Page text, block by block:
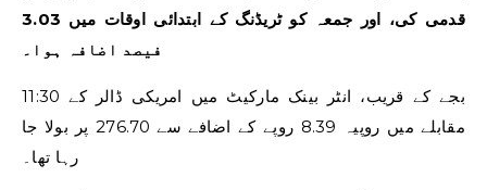
قدمی کی، اور جمعہ کو ٹریڈنگ کے ابتدائی اوقات میں 3.03
فیصد اضافہ ہوا۔
11:30 بجے کے قریب، انٹر بینک مارکیٹ میں امریکی ڈالر کے
مقابلے میں روپیہ 8.39 روپے کے اضافے سے 276.70 پر بولا جا
رہا تھا۔